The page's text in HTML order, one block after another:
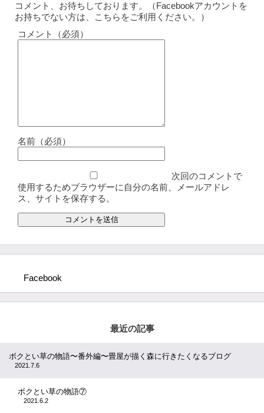
コメント、お待ちしております。（Facebookアカウントを
お持ちでない方は、こちらをご利用ください。）
コメント（必須）
名前（必須）
次回のコメントで
使用するためブラウザーに自分の名前、メールアドレ
ス、サイトを保存する。
Facebook
最近の記事
ボクとい草の物語〜番外編〜畳屋が描く森に行きたくなるブログ
2021.7.6
ボクとい草の物語⑦
2021.6.2